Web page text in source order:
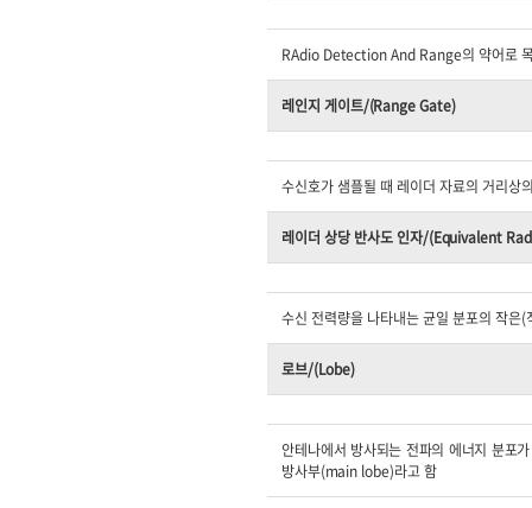
RAdio Detection And Range의 약어로
레인지 게이트/(Range Gate)
수신호가 샘플될 때 레이더 자료의 거리상
레이더 상당 반사도 인자/(Equivalent
수신 전력량을 나타내는 균일 분포의 작
로브/(Lobe)
안테나에서 방사되는 전파의 에너지 분포
방사부(main lobe)라고 함